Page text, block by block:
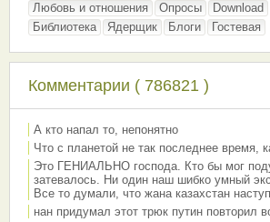
Любовь и отношения
Опросы Download
Библиотека
Ядерщик Блоги Гостевая
Комментарии ( 786821 )
А кто напал то, непонятно
Что с планетой не так последнее время,
Это ГЕНИАЛЬНО господа. Кто бы мог
затевалось. Ни один наш шибко умный
Все то думали, что жана казахстан
нан придумал этот трюк путин повторил